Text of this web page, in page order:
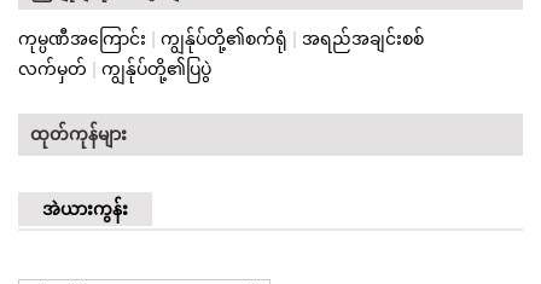
ကုမ္ပဏီအကြောင်း | ကျွန်ုပ်တို့၏စက်ရုံ | အရည်အချင်းစစ်
လက်မှတ် | ကျွန်ုပ်တို့၏ပြပွဲ
ထုတ်ကုန်များ
အဲယားကွန်း